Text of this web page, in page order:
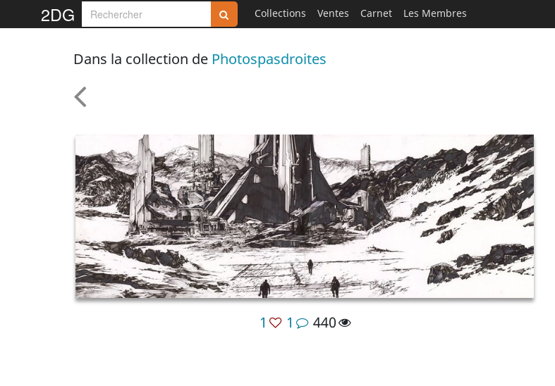
2DG Collections Ventes Carnet Les Membres
Dans la collection de Photospasdroites
1 1 440